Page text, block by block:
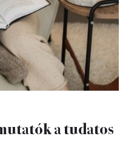
a tudatos